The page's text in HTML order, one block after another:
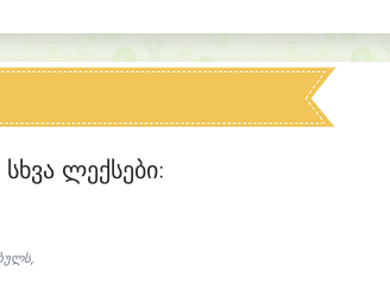
სხვა ლექსები: